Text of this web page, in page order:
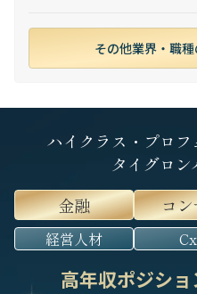
その他業界・職
ハイクラス・プロ
タイグロ
金融
コ
経営人材
高年収ポジショ